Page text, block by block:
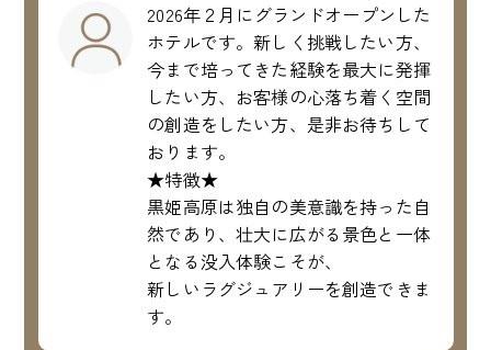
2026年２月にグランドオープンした
ホテルです。新しく挑戦したい方、
今まで培ってきた経験を最大に発揮
したい方、お客様の心落ち着く空間
の創造をしたい方、是非お待ちして
おります。
★特徴★
黒姫高原は独自の美意識を持った自
然であり、壮大に広がる景色と一体
となる没入体験こそが、
新しいラグジュアリーを創造できま
す。